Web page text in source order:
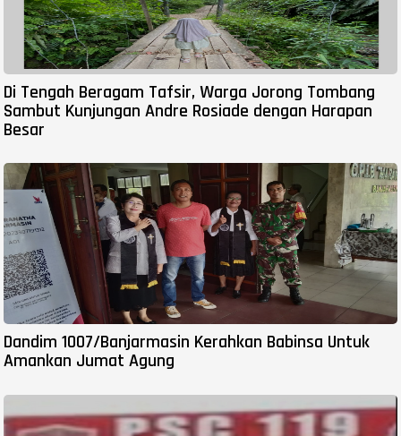
Di Tengah Beragam Tafsir, Warga Jorong Tombang
Sambut Kunjungan Andre Rosiade dengan Harapan
Besar
Dandim 1007/Banjarmasin Kerahkan Babinsa Untuk
Amankan Jumat Agung